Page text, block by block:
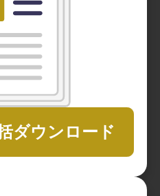
ダウンロード